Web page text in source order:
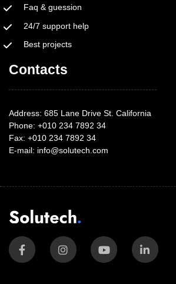
Faq & guession
24/7 support help
Best projects
Contacts
Address: 685 Lane Drive St. California
Phone: +010 234 7892 34
Fax: +010 234 7892 34
E-mail: info@solutech.com